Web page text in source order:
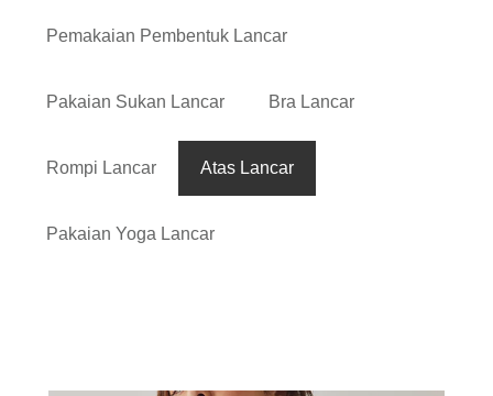
Pemakaian Pembentuk Lancar
Pakaian Sukan Lancar Bra Lancar
Rompi Lancar Atas Lancar
Pakaian Yoga Lancar